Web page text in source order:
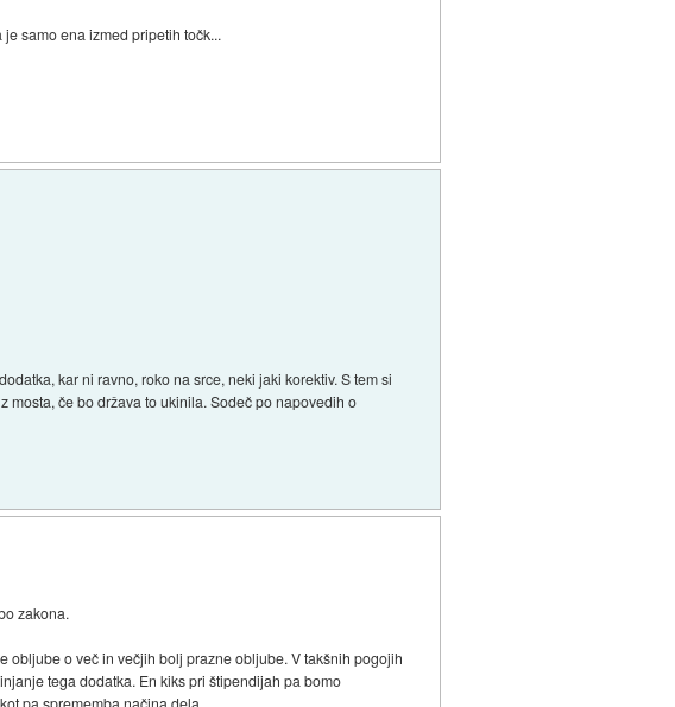
samo ena izmed pripetih točk...
kar ni ravno, roko na srce, neki jaki korektiv. S tem si
mosta, če bo država to ukinila. Sodeč po napovedih o
zakona.
obljube o več in večjih bolj prazne obljube. V takšnih pogojih
tega dodatka. En kiks pri štipendijah pa bomo